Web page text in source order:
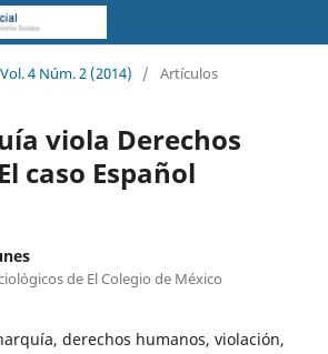
Vol. 4 Núm. 2 (2014) / Artículos
viola Derechos
caso Español
de El Colegio de México
derechos humanos, violación,